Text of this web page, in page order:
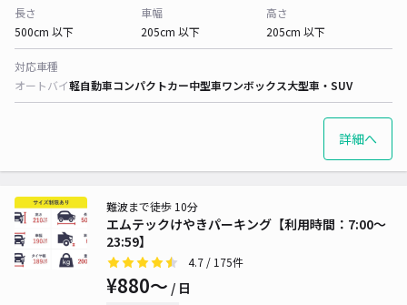
長さ
500cm 以下
車幅
205cm 以下
高さ
205cm 以下
対応車種
オートバイ軽自動車コンパクトカー中型車ワンボックス大型車・SUV
詳細へ
エムテックけやきパーキング【利用時間：7:00〜
23:59】
難波まで徒歩 10分
4.7 / 175件
¥880〜 / 日